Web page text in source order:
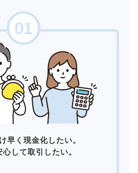
早く現金化したい。
して取引したい。